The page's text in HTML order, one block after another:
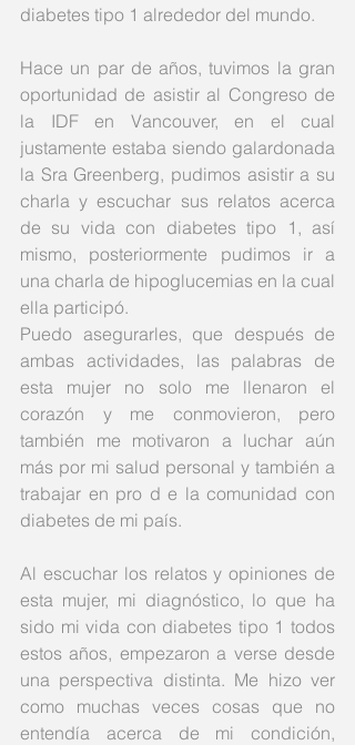
diabetes tipo 1 alrededor del mundo.
Hace un par de años, tuvimos la gran
oportunidad de asistir al Congreso de
la IDF en Vancouver, en el cual
justamente estaba siendo galardonada
la Sra Greenberg, pudimos asistir a su
charla y escuchar sus relatos acerca
de su vida con diabetes tipo 1, así
mismo, posteriormente pudimos ir a
una charla de hipoglucemias en la cual
ella participó.
Puedo asegurarles, que después de
ambas actividades, las palabras de
esta mujer no solo me llenaron el
corazón y me conmovieron, pero
también me motivaron a luchar aún
más por mi salud personal y también a
trabajar en pro d e la comunidad con
diabetes de mi país.
Al escuchar los relatos y opiniones de
esta mujer, mi diagnóstico, lo que ha
sido mi vida con diabetes tipo 1 todos
estos años, empezaron a verse desde
una perspectiva distinta. Me hizo ver
como muchas veces cosas que no
entendía acerca de mi condición,